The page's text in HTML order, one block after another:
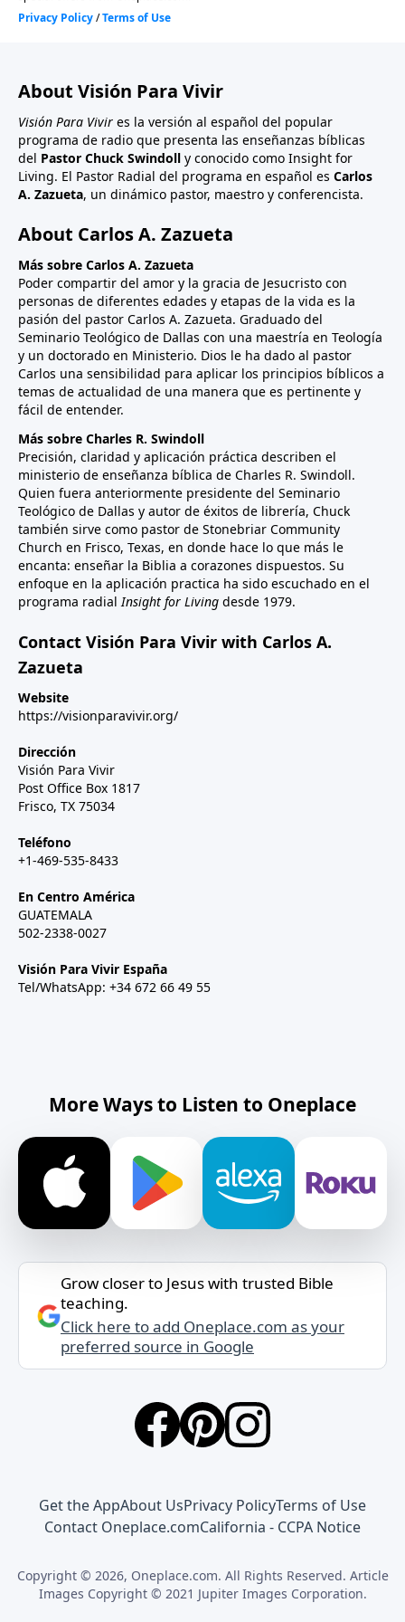
About Visión Para Vivir
Visión Para Vivir es la versión al español del popular
programa de radio que presenta las enseñanzas bíblicas
del Pastor Chuck Swindoll y conocido como Insight for
Living. El Pastor Radial del programa en español es Carlos
A. Zazueta, un dinámico pastor, maestro y conferencista.
About Carlos A. Zazueta
Más sobre Carlos A. Zazueta
Poder compartir del amor y la gracia de Jesucristo con
personas de diferentes edades y etapas de la vida es la
pasión del pastor Carlos A. Zazueta. Graduado del
Seminario Teológico de Dallas con una maestría en Teología
y un doctorado en Ministerio. Dios le ha dado al pastor
Carlos una sensibilidad para aplicar los principios bíblicos a
temas de actualidad de una manera que es pertinente y
fácil de entender.
Más sobre Charles R. Swindoll
Precisión, claridad y aplicación práctica describen el
ministerio de enseñanza bíblica de Charles R. Swindoll.
Quien fuera anteriormente presidente del Seminario
Teológico de Dallas y autor de éxitos de librería, Chuck
también sirve como pastor de Stonebriar Community
Church en Frisco, Texas, en donde hace lo que más le
encanta: enseñar la Biblia a corazones dispuestos. Su
enfoque en la aplicación practica ha sido escuchado en el
programa radialInsight for Living desde 1979.
Contact Visión Para Vivir with Carlos A.
Zazueta
Website
https://visionparavivir.org/
Dirección
Visión Para Vivir
Post Office Box 1817
Frisco, TX 75034
Teléfono
+1-469-535-8433
En Centro América
GUATEMALA
502-2338-0027
Visión Para Vivir España
Tel/WhatsApp: +34 672 66 49 55
More Ways to Listen to Oneplace
Grow closer to Jesus with trusted Bible
teaching.
Click here to add Oneplace.com as your
preferred source in Google
Get the AppAbout UsPrivacy PolicyTerms of Use
Contact Oneplace.comCalifornia - CCPA Notice
Copyright © 2026, Oneplace.com. All Rights Reserved. Article
Images Copyright © 2021 Jupiter Images Corporation.